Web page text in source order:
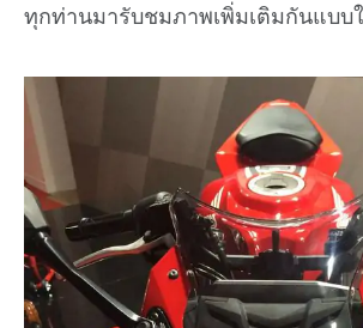
ทุกท่านมารับชมภาพเพิ่มเติมกันแบบ